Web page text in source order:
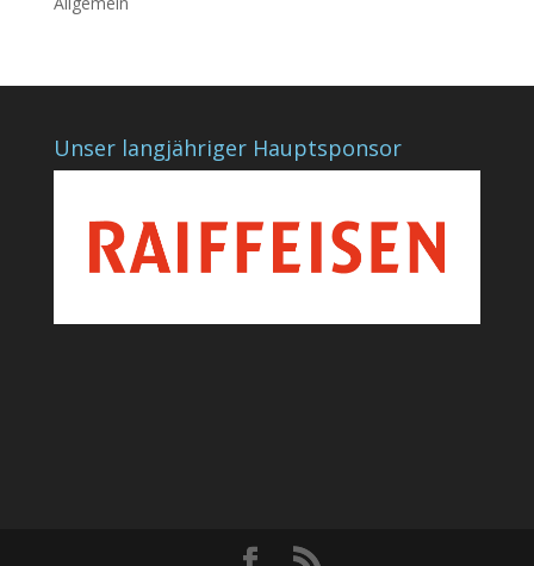
Unser langjähriger Hauptsponsor